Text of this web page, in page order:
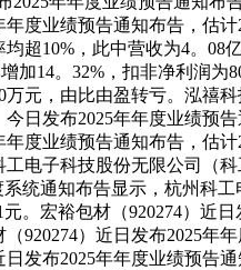
度业绩预告通知布告，
超10%，此中营收为4。
14。32%，扣非净利润
元，由比由盈转亏。泓禧
日发布2025年年度业绩
度业绩预告通知布告，估
电子科技股份无限公司
统通知布告显示，杭州科
。宏裕包材（920274）近
920274）近日发布2025
发布2025年年度业绩预